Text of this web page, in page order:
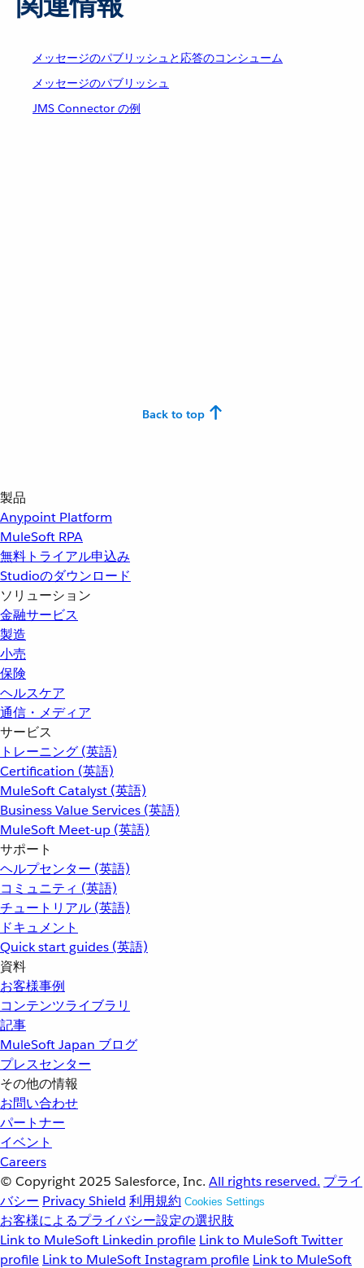
メッセージのパブリッシュと応答のコンシューム
メッセージのパブリッシュ
JMS Connector の例
Back to top
製品
Anypoint Platform
MuleSoft RPA
無料トライアル申込み
Studioのダウンロード
ソリューション
金融サービス
製造
小売
保険
ヘルスケア
通信・メディア
サービス
トレーニング (英語)
Certification (英語)
MuleSoft Catalyst (英語)
Business Value Services (英語)
MuleSoft Meet-up (英語)
サポート
ヘルプセンター (英語)
コミュニティ (英語)
チュートリアル (英語)
ドキュメント
Quick start guides (英語)
資料
お客様事例
コンテンツライブラリ
記事
MuleSoft Japan ブログ
プレスセンター
その他の情報
お問い合わせ
パートナー
イベント
Careers
© Copyright 2025 Salesforce, Inc. All rights reserved. プライ
バシー Privacy Shield 利用規約 Cookies Settings
お客様によるプライバシー設定の選択肢
Link to MuleSoft Linkedin profile Link to MuleSoft Twitter
profile Link to MuleSoft Instagram profile Link to MuleSoft